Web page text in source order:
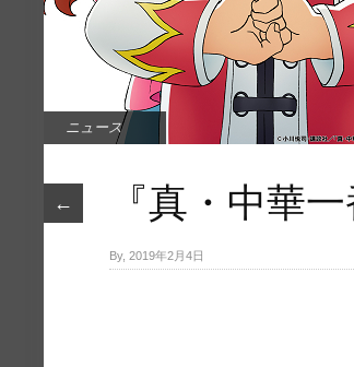
ニュース
← 『真・中華
By, 2019年2月4日